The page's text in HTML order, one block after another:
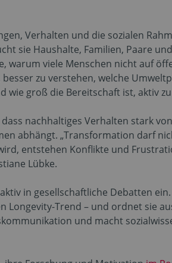
Verhalten und die sozialen
sie Haushalte, Familien, Paare
warum viele Menschen nicht auf
zu verstehen, welche
wie groß die Bereitschaft ist, aktiv
nachhaltiges Verhalten stark
abhängt. „Transformation darf
entstehen Konflikte und
Lübke.
in gesellschaftliche Debatten
Longevity-Trend – und ordnet sie
und macht